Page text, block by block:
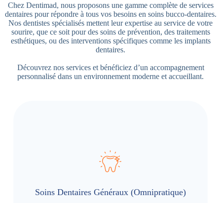
Chez Dentimad, nous proposons une gamme complète de services
dentaires pour répondre à tous vos besoins en soins bucco-dentaires.
Nos dentistes spécialisés mettent leur expertise au service de votre
sourire, que ce soit pour des soins de prévention, des traitements
esthétiques, ou des interventions spécifiques comme les implants
dentaires.
Découvrez nos services et bénéficiez d’un accompagnement
personnalisé dans un environnement moderne et accueillant.
Soins Dentaires Généraux (Omnipratique)